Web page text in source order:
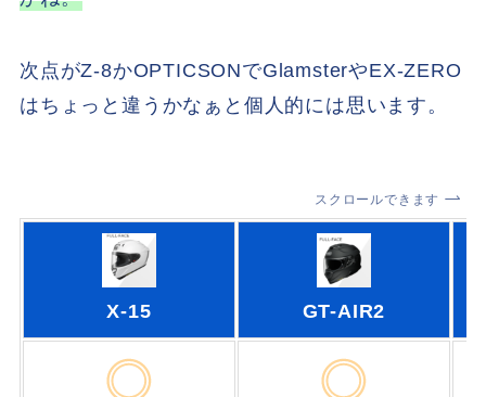
次点がZ-8かOPTICSONでGlamsterやEX-ZERO
はちょっと違うかなぁと個人的には思います。
スクロールできます
X-15 GT-AIR2